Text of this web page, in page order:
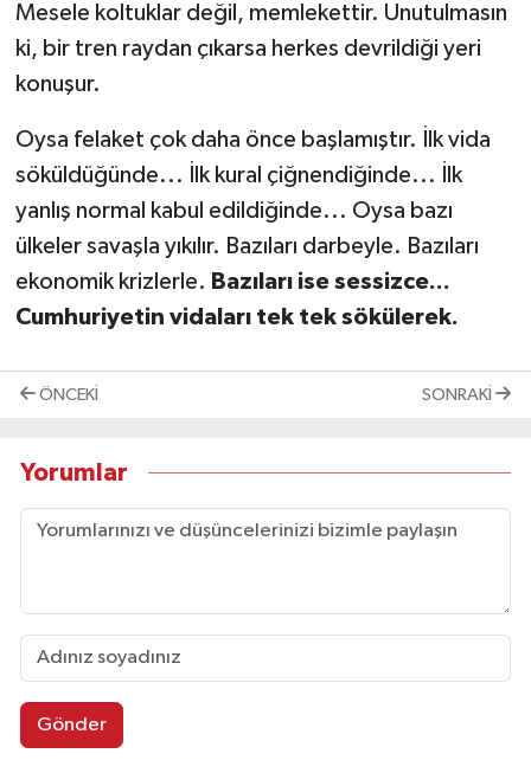
Mesele koltuklar değil, memlekettir. Unutulmasın
ki, bir tren raydan çıkarsa herkes devrildiği yeri
konuşur.
Oysa felaket çok daha önce başlamıştır. İlk vida
söküldüğünde... İlk kural çiğnendiğinde... İlk
yanlış normal kabul edildiğinde... Oysa bazı
ülkeler savaşla yıkılır. Bazıları darbeyle. Bazıları
ekonomik krizlerle. Bazıları ise sessizce...
Cumhuriyetin vidaları tek tek sökülerek.
ÖNCEKI SONRAKI
Yorumlar
Gönder